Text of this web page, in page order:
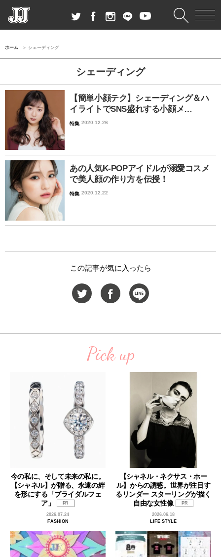
ホーム シェーディング
シェーディング
【簡単小顔テク】シェーディング＆ハ
イライトでSNS盛れする小顔メ…
特集 2020.12.26
あの人気K-POPアイドルが溺愛コスメ
で美人顔の作り方を伝授！
特集 2020.12.22
この記事が気に入ったら
Pick up
今の私に、そして未来の私に。
【シャネル】が贈る、永遠の絆
を形にする「ブライダルフェ
ア」
PR
2026.07.24
FASHION
【シャネル・ネクサス・ホー
ル】からの誘惑。世界が注目す
るリンダー スターリングが描く
自由な女性像
PR
2026.06.18
LIFE STYLE